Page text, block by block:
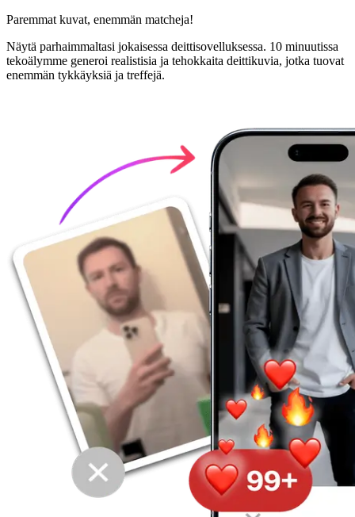
Paremmat kuvat, enemmän matcheja!
Näytä parhaimmaltasi jokaisessa deittisovelluksessa. 10 minuutissa
tekoälymme generoi realistisia ja tehokkaita deittikuvia, jotka tuovat
enemmän tykkäyksiä ja treffejä.